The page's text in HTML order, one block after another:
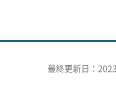
最終更新日：